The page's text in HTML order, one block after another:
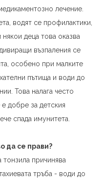
лечение.
водят се профилактики,
деца това оказва
възпаления се
особено при малките
пътища и води до
Това налага често
добре за детския
спада имунитета.
да се прави?
тонзила причинява
тръба - води до